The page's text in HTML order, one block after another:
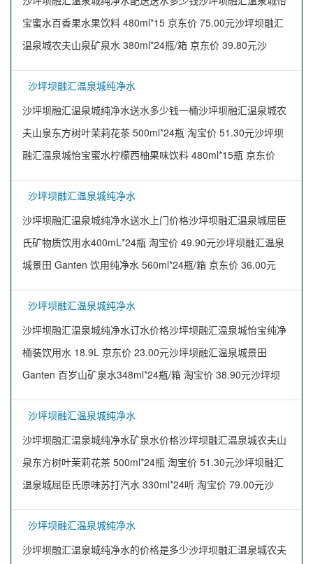
宝蜜水百香果水果饮料 480ml*15 京东价 75.00元沙坪坝融汇
温泉城农夫山泉矿泉水 380ml*24瓶/箱 京东价 39.80元沙
沙坪坝融汇温泉城纯净水
沙坪坝融汇温泉城纯净水送水多少钱一桶沙坪坝融汇温泉城农
夫山泉东方树叶茉莉花茶 500ml*24瓶 淘宝价 51.30元沙坪坝
融汇温泉城怡宝蜜水柠檬西柚果味饮料 480ml*15瓶 京东价
沙坪坝融汇温泉城纯净水
沙坪坝融汇温泉城纯净水送水上门价格沙坪坝融汇温泉城屈臣
氏矿物质饮用水400mL*24瓶 淘宝价 49.90元沙坪坝融汇温泉
城景田 Ganten 饮用纯净水 560ml*24瓶/箱 京东价 36.00元
沙坪坝融汇温泉城纯净水
沙坪坝融汇温泉城纯净水订水价格沙坪坝融汇温泉城怡宝纯净
桶装饮用水 18.9L 京东价 23.00元沙坪坝融汇温泉城景田
Ganten 百岁山矿泉水348ml*24瓶/箱 淘宝价 38.90元沙坪坝
沙坪坝融汇温泉城纯净水
沙坪坝融汇温泉城纯净水矿泉水价格沙坪坝融汇温泉城农夫山
泉东方树叶茉莉花茶 500ml*24瓶 淘宝价 51.30元沙坪坝融汇
温泉城屈臣氏原味苏打汽水 330ml*24听 淘宝价 79.00元沙
沙坪坝融汇温泉城纯净水
沙坪坝融汇温泉城纯净水的价格是多少沙坪坝融汇温泉城农夫